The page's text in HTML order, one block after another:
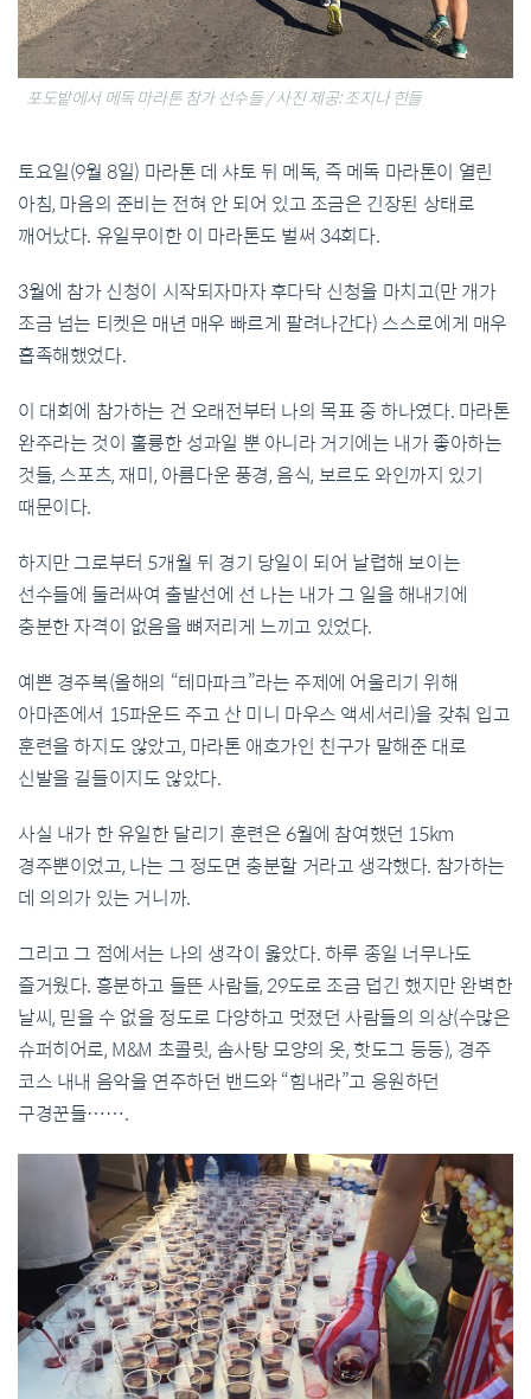
포도밭에서 메독 마라톤 참가 선수들 / 사진 제공: 조지나 힌들
토요일(9월 8일) 마라톤 데 샤토 뒤 메독, 즉 메독 마라톤이 열린
아침, 마음의 준비는 전혀 안 되어 있고 조금은 긴장된 상태로
깨어났다. 유일무이한 이 마라톤도 벌써 34회다.
3월에 참가 신청이 시작되자마자 후다닥 신청을 마치고(만 개가
조금 넘는 티켓은 매년 매우 빠르게 팔려나간다) 스스로에게 매우
흡족해했었다.
이 대회에 참가하는 건 오래전부터 나의 목표 중 하나였다. 마라톤
완주라는 것이 훌륭한 성과일 뿐 아니라 거기에는 내가 좋아하는
것들, 스포츠, 재미, 아름다운 풍경, 음식, 보르도 와인까지 있기
때문이다.
하지만 그로부터 5개월 뒤 경기 당일이 되어 날렵해 보이는
선수들에 둘러싸여 출발선에 선 나는 내가 그 일을 해내기에
충분한 자격이 없음을 뼈저리게 느끼고 있었다.
예쁜 경주복(올해의 “테마파크”라는 주제에 어울리기 위해
아마존에서 15파운드 주고 산 미니 마우스 액세서리)을 갖춰 입고
훈련을 하지도 않았고, 마라톤 애호가인 친구가 말해준 대로
신발을 길들이지도 않았다.
사실 내가 한 유일한 달리기 훈련은 6월에 참여했던 15km
경주뿐이었고, 나는 그 정도면 충분할 거라고 생각했다. 참가하는
데 의의가 있는 거니까.
그리고 그 점에서는 나의 생각이 옳았다. 하루 종일 너무나도
즐거웠다. 흥분하고 들뜬 사람들, 29도로 조금 덥긴 했지만 완벽한
날씨, 믿을 수 없을 정도로 다양하고 멋졌던 사람들의 의상(수많은
슈퍼히어로, M&M 초콜릿, 솜사탕 모양의 옷, 핫도그 등등), 경주
코스 내내 음악을 연주하던 밴드와 “힘내라”고 응원하던
구경꾼들…….